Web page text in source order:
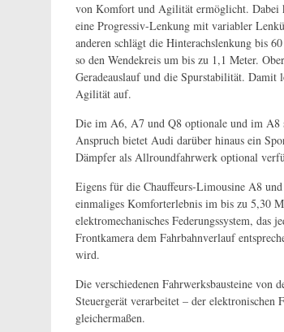
von Komfort und Agilität ermöglicht. Dabei
eine Progressiv-Lenkung mit variabler
anderen schlägt die Hinterachslenkung bis
so den Wendekreis um bis zu 1,1 Meter.
Geradeauslauf und die Spurstabilität.
Agilität auf.
Die im A6, A7 und Q8 optionale und im A8
Anspruch bietet Audi darüber hinaus ein
Dämpfer als Allroundfahrwerk optional
Eigens für die Chauffeurs-Limousine A8
einmaliges Komforterlebnis im bis zu 5,30
elektromechanisches Federungssystem, das
Frontkamera dem Fahrbahnverlauf
wird.
Die verschiedenen Fahrwerksbausteine von
Steuergerät verarbeitet – der
gleichermaßen.